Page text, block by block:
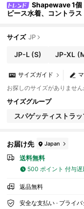
Shapewave 1個
ピース水着、コントラ
サイズ JP
JP-L(S) JP-XL
サイズガイド
お探しのサイズがありませ
サイズグループ
スパゲッティストラッ
お届け先 Japan
送料無料
500 ポイント 付与遅
返品無料
安全な支払い · プライ